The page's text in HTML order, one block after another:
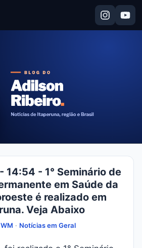
14:54 - 1° Seminário de
em Saúde da
é realizado em
Veja Abaixo
WM · Notícias em Geral